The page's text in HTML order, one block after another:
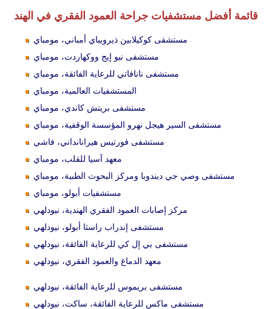
قائمة أفضل مستشفيات جراحة العمود الفقري في الهند
مستشفى كوكيلابين ذيرويباي أمباني، مومباي
مستشفى نيو إيج ووكهاردت، مومباي
مستشفى نانافاتي للرعاية الفائقة، مومباي
المستشفيات العالمية، مومباي
مستشفى بريتش كاندي، مومباي
مستشفى السير هيجل نهرو المؤسسة الوقفية، مومباي
مستشفى فورتيس هيرانانداني، فاشي
معهد آسيا للقلب، مومباي
مستشفى وصي جي ديندوبا ومركز البحوث الطبية، مومباي
مستشفيات أبولو، مومباي
مركز إصابات العمود الفقري الهندية، نيودلهي
مستشفى إندراب راسثا أبولو، نيودلهي
مستشفى بي إل كي للرعاية الفائقة، نيودلهي
معهد الدماغ والعمود الفقري، نيودلهي
مستشفى بريموس للرعاية الفائقة، نيودلهي
مستشفى ماكس للرعاية الفائقة، ساكت، نيودلهي